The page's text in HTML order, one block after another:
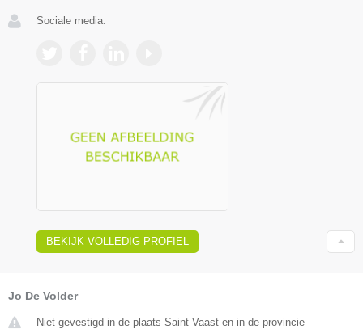
Sociale media:
BEKIJK VOLLEDIG PROFIEL
Jo De Volder
Niet gevestigd in de plaats Saint Vaast en in de provincie